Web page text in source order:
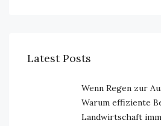
Latest Posts
Wenn Regen zur
Warum effiziente
Landwirtschaft